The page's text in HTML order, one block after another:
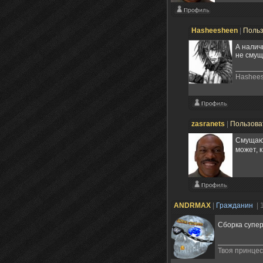
Hasheesheen
А
не
zasranets
может,
ANDRMAX Гражданин |
Сборка
Твоя